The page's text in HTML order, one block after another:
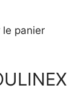
panier